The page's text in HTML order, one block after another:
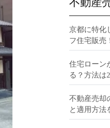
京都に特化
フ住宅販売
住宅ローン
る？方法は
不動産売却
と適用方法